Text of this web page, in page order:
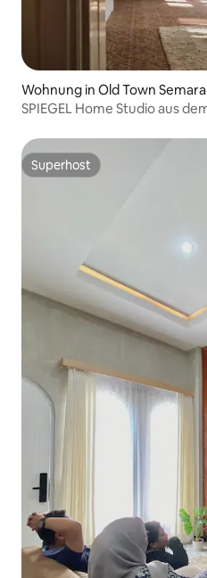
Wohnung in Old Town
SPIEGEL Home Studio aus
Superhost
Superhost